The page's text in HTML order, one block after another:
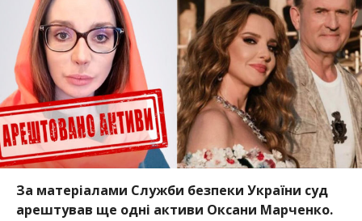
За матеріалами Служби безпеки України суд
арештував ще одні активи Оксани Марченко.